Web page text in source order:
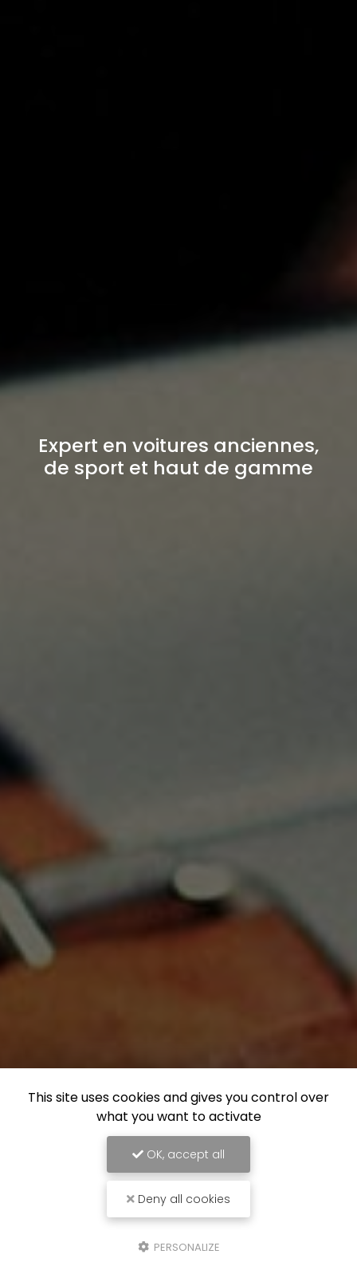
Expert en voitures anciennes,
de sport et haut de gamme
This site uses cookies and gives you control over
what you want to activate
OK, accept all
Deny all cookies
PERSONALIZE